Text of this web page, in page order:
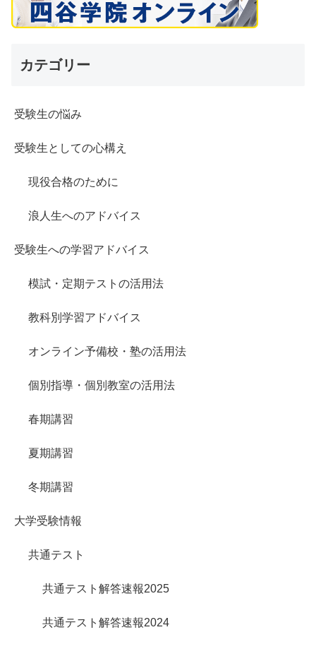
カテゴリー
受験生の悩み
受験生としての心構え
現役合格のために
浪人生へのアドバイス
受験生への学習アドバイス
模試・定期テストの活用法
教科別学習アドバイス
オンライン予備校・塾の活用法
個別指導・個別教室の活用法
春期講習
夏期講習
冬期講習
大学受験情報
共通テスト
共通テスト解答速報2025
共通テスト解答速報2024